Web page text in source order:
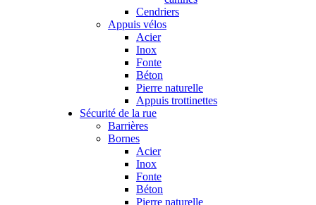
Cendriers
Appuis vélos
Acier
Inox
Fonte
Béton
Pierre naturelle
Appuis trottinettes
Sécurité de la rue
Barrières
Bornes
Acier
Inox
Fonte
Béton
Pierre naturelle